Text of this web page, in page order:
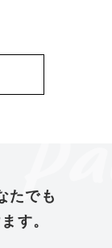
たでも
す。